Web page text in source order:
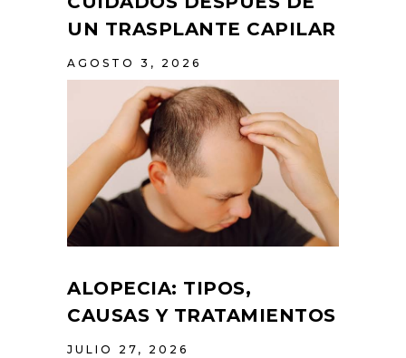
UN TRASPLANTE CAPILAR
AGOSTO 3, 2026
ALOPECIA: TIPOS,
CAUSAS Y TRATAMIENTOS
JULIO 27, 2026